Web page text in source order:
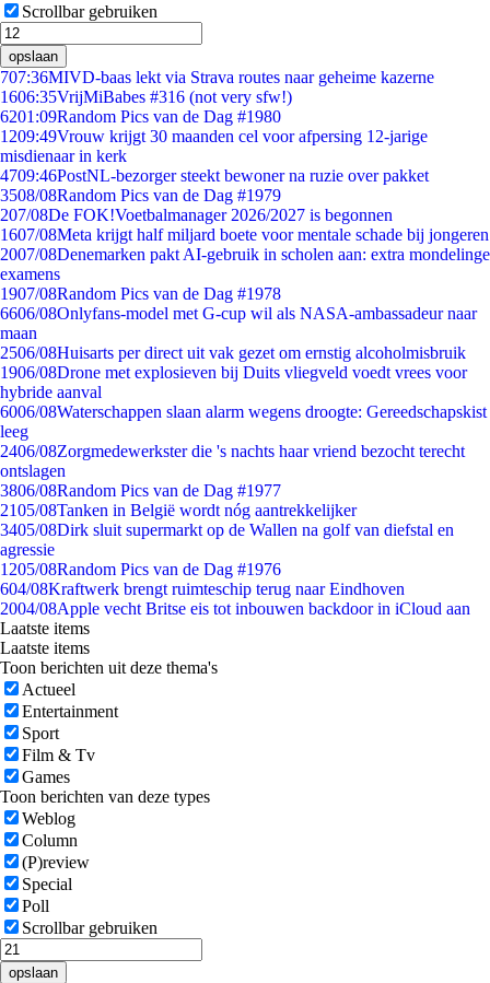
Scrollbar gebruiken
opslaan
707:36MIVD-baas lekt via Strava routes naar geheime kazerne
1606:35VrijMiBabes #316 (not very sfw!)
6201:09Random Pics van de Dag #1980
1209:49Vrouw krijgt 30 maanden cel voor afpersing 12-jarige
misdienaar in kerk
4709:46PostNL-bezorger steekt bewoner na ruzie over pakket
3508/08Random Pics van de Dag #1979
207/08De FOK!Voetbalmanager 2026/2027 is begonnen
1607/08Meta krijgt half miljard boete voor mentale schade bij jongeren
2007/08Denemarken pakt AI-gebruik in scholen aan: extra mondelinge
examens
1907/08Random Pics van de Dag #1978
6606/08Onlyfans-model met G-cup wil als NASA-ambassadeur naar
maan
2506/08Huisarts per direct uit vak gezet om ernstig alcoholmisbruik
1906/08Drone met explosieven bij Duits vliegveld voedt vrees voor
hybride aanval
6006/08Waterschappen slaan alarm wegens droogte: Gereedschapskist
leeg
2406/08Zorgmedewerkster die 's nachts haar vriend bezocht terecht
ontslagen
3806/08Random Pics van de Dag #1977
2105/08Tanken in België wordt nóg aantrekkelijker
3405/08Dirk sluit supermarkt op de Wallen na golf van diefstal en
agressie
1205/08Random Pics van de Dag #1976
604/08Kraftwerk brengt ruimteschip terug naar Eindhoven
2004/08Apple vecht Britse eis tot inbouwen backdoor in iCloud aan
Laatste items
Laatste items
Toon berichten uit deze thema's
Actueel
Entertainment
Sport
Film & Tv
Games
Toon berichten van deze types
Weblog
Column
(P)review
Special
Poll
Scrollbar gebruiken
opslaan